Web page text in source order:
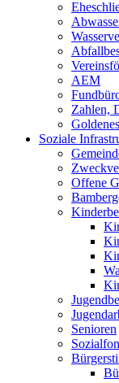
AEM
Zahlen,
Soziale
Offene
Senioren